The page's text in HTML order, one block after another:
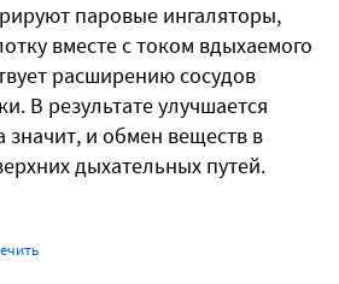
паровые ингаляторы,
вместе с током вдыхаемого
расширению сосудов
В результате улучшается
значит, и обмен веществ в
дыхательных путей.